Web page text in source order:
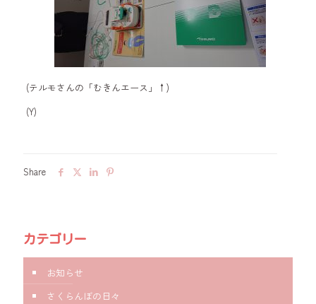
(テルモさんの「むきんエース」↑)
(Y)
Share
カテゴリー
お知らせ
さくらんぼの日々